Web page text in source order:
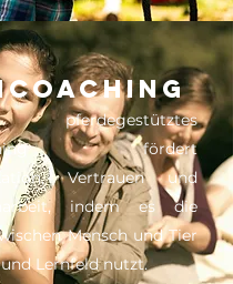
fördert
Vertrauen und
indem es die
Mensch und Tier
Lernfeld nutzt.